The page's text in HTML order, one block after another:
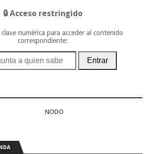
🔒 Acceso restringido
numérica para acceder al contenido
correspondiente:
Entrar
NODO